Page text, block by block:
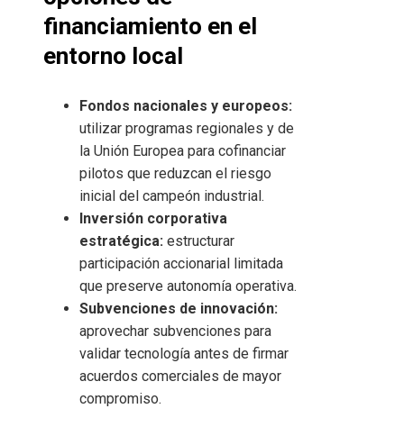
financiamiento en el
entorno local
Fondos nacionales y europeos:
utilizar programas regionales y de
la Unión Europea para cofinanciar
pilotos que reduzcan el riesgo
inicial del campeón industrial.
Inversión corporativa
estratégica: estructurar
participación accionarial limitada
que preserve autonomía operativa.
Subvenciones de innovación:
aprovechar subvenciones para
validar tecnología antes de firmar
acuerdos comerciales de mayor
compromiso.